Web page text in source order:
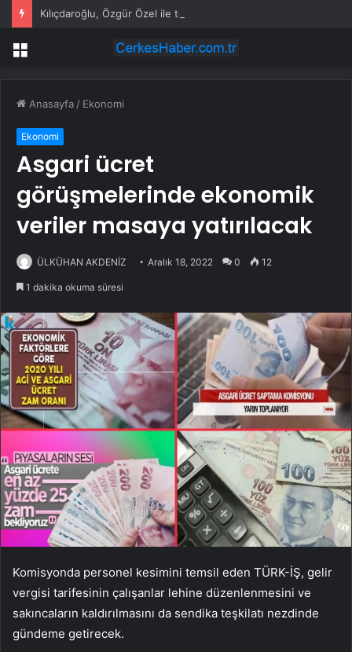
Kılıçdaroğlu, Özgür Özel ile telefonda görüştü
Menü
Anasayfa / Ekonomi
Ekonomi
Asgari ücret
görüşmelerinde ekonomik
veriler masaya yatırılacak
ÜLKÜHAN AKDENİZ Aralık 18, 2022 0 12
1 dakika okuma süresi
Komisyonda personel kesimini temsil eden TÜRK-İŞ, gelir
vergisi tarifesinin çalışanlar lehine düzenlenmesini ve
sakıncaların kaldırılmasını da sendika teşkilatı nezdinde
gündeme getirecek.